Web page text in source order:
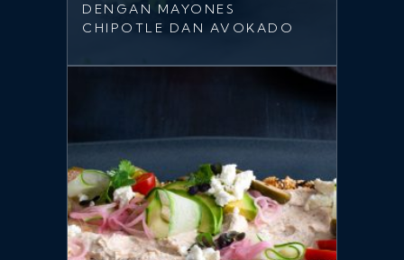
DENGAN MAYONES
CHIPOTLE DAN AVOKADO